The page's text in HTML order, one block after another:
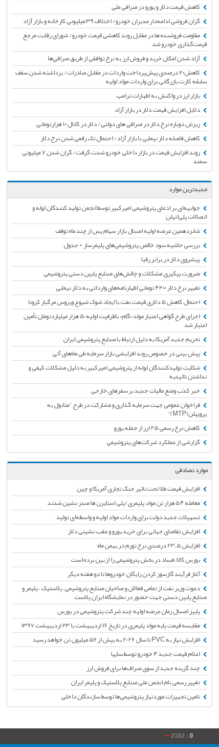
کاهش قیمت دلار و یورو در صرافی ملی
گران فروشی ادامه‌دار مدیران خودرو/ اختلاف ۳۹ میلیونی کارخانه و بازار آزاد
مقاومت فروشنده ها در مقابل روند کاهشی قیمت خودرو/ شورای رقابت مرجع
قیمت‌گذاری خودرو شد
آزاد شدن امکان خرید و فروش ارز به نرخ توافقی از طریق صرافی‌ها
کاهش۲۰ درصدی پیش‌پرداخت واردات در مقابل صادرات/ برداشته شدن سقف
سابقه کارت بازرگانی برای واردات مواد اولیه
بازار ارز در واکنش به اظهارات ترامپ
دلایل افزایش قیمت دلار در بازار آزاد
ریزش دوباره نرخ دلار در صرافی های دولتی/ دلار در کانال ۱۰ هزارتومانی
کاهش فاصله دلار نیمایی با بازار آزاد/ احتمال تک رقمی شدن نرخ دلار
روند افزایش قیمت در بازار داخلی خودرو شدت گرفت/ گران شدن ۷ میلیونی
سمند
جدیدترین موارد
جوابیه‌ای بر ادعای پتروشیمی امیرکبیر توسط انجمن تولید کنندگان لوله و
اتصالات پلی‌اتیلن
شانزدهمین عرضه اولیه امسال بازار سهام پس از چند ماه توقف
بررسی حاشیه سود خالص پتروشیمی‌های پلیمرساز + جدول
پیشروی دلار در برابر رقبا
ضرورت پیگیری مشکلات و چالش‌های صنایع پایین دستی پتروشیمی
تغییر نرخ دلار ۴۲۰۰ تومانی اظهارنامه‌های وارداتی به دلار نیمایی
احتمال کاهش 5 دلاری قیمت نفت با ایجاد شوک شیوع ویروس مرگبار کرونا
اجرای طرح گواهی اعتبار مولد «گام» باظرفیت اولیه50 هزار میلیاردتومان تأمین
اعتبار شد
تحریم جدید آمریکا به دلیل ارتباط با صنایع پتروشیمی ایران
پیش بینی در خصوص روند افزایشی بازار سرمایه طی ماه‌های آتی
شکایت تولیدکنندگان لوله از پتروشیمی امیرکبیر به دلیل مشکلات کیفی و
نداشتن تائیدیه
خبر کذب وضع مالیات جدید بر سفرهای خارجی
فراخوان عمومی جهت سرمایه گذاری و مشارکت در طرح "متانول به
پروپیلن(MTP)"
کاهش نرخ رسمی 25 ارز از جمله یورو
گزارشی از عملکرد شرکت‌های پتروشیمی
موارد تصادفی
افزایش قیمت طلا تحت تاثیر جنگ تجاری آمریکا و چین
معامله ۵۴ هزار تن مواد پلیمری/پلی استایرن ها صدر نشین شدند
تسهیلات جدید دولت برای واردات مواد اولیه و واسطه‌ای تولید
افزایش تقاضای جهانی برای خرید یورو و عقب نشینی دلار
افزایش 23.5 درصدی نرخ تورم در بهمن ماه
بورس کالا، فساد در بخش پتروشیمی را از بین برده است
آغاز فرآیند گازسوز کردن رایگان خودروها تا دو هفته دیگر
دعوت وزیر نفت از تمامی فعالان و صاحبان صنایع پتروشیمی، پلاستیک ، پلیمر و
صنایع پایین دستی جهت حضور در نمایشگاه ایران پلاست
پاییز امسال زمان عرضه اولیه چند شرکت پتروشیمی در بورس
مقایسه قیمت پایه مواد پلیمری در تاریخ ۱۶ اردیبهشت با ۲۳ اردیبهشت ۱۳۹۷
افزایش نیاز به PVC تا سال 2026 به بیش از 56 میلیون تن خواهد رسید
اعلام قیمت جدید ۴ خودرو توسط سایپا
چند گزینه جدید از سوی صراف‌ها برای فروش ارز
تغییر رسمی نام انجمن ملی صنایع پلاستیک و پلیمر ایران
تامین تجهیزات موردنیاز پتروشیمی‌ها توسط سازندگان داخلی
2102 : 0